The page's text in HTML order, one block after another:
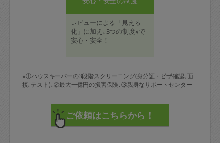
レビューによる「見える
化」に加え､3つの制度※で
安心・安全！
※①ハウスキーパーの3段階スクリーニング(身分証・ビザ確認､面
接､テスト)､②最大一億円の損害保険､③親身なサポートセンター